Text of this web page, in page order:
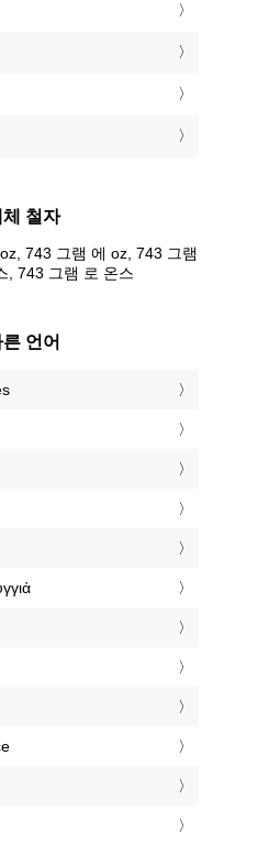
체 철자
743 그램 에 oz, 743 그램
, 743 그램 로 온스
른 언어